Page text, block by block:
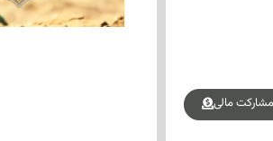
مشارکت مالی